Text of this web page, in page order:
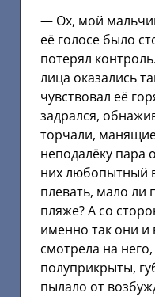
— Ох, мой
её голосе было
потерял
лица оказались
чувствовал её
задрался,
торчали,
неподалёку пара
них любопытный
плевать, мало ли
пляже? А со
именно так они и
смотрела на
полуприкрыты,
пылало от